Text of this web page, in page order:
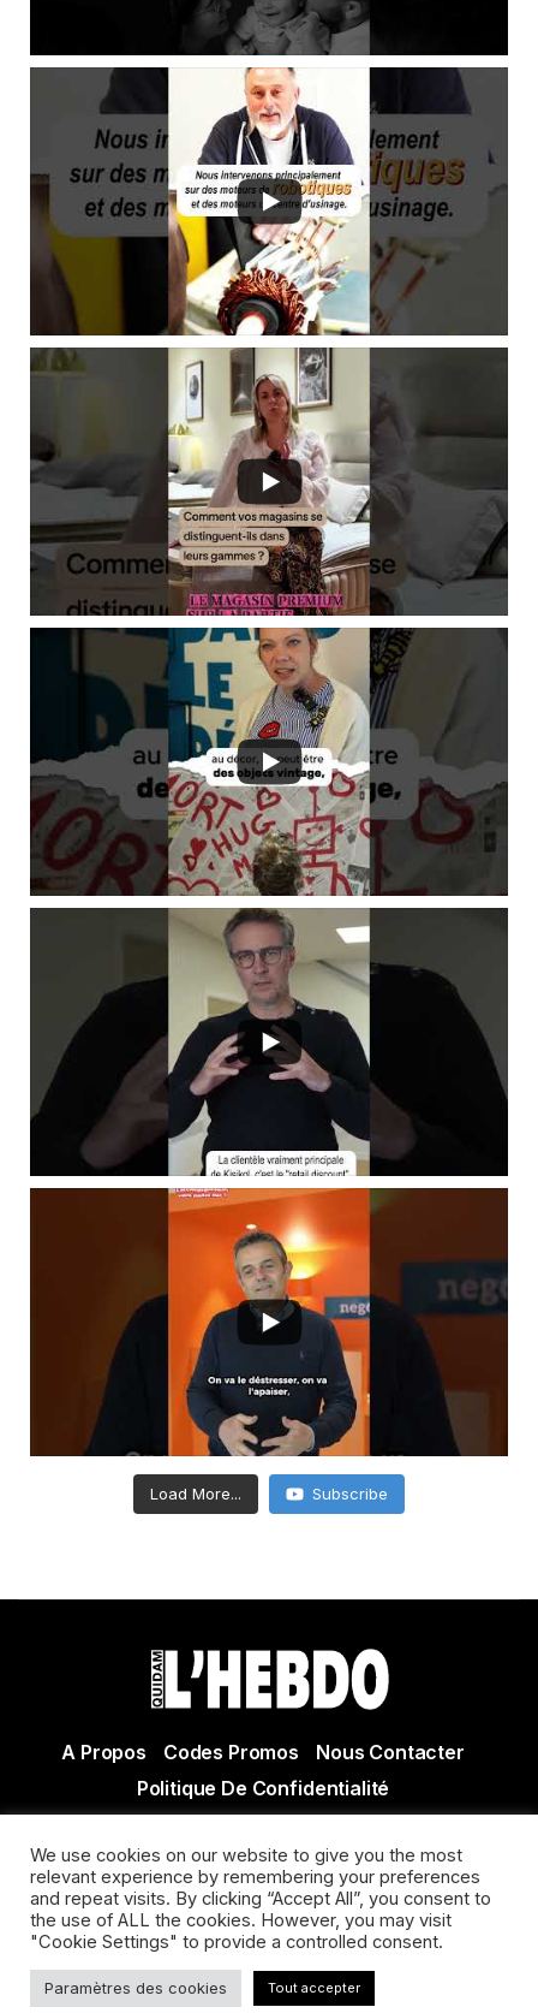
Load More... Subscribe
A Propos Codes Promos
Nous Contacter
Politique De Confidentialité
Actualité Agen - Actualité en lot et Garonne - Actualité
Villeneuve sur Lot
We use cookies on our website to give you the most
relevant experience by remembering your preferences
and repeat visits. By clicking “Accept All”, you consent to
the use of ALL the cookies. However, you may visit
"Cookie Settings" to provide a controlled consent.
Paramètres des cookies Tout accepter